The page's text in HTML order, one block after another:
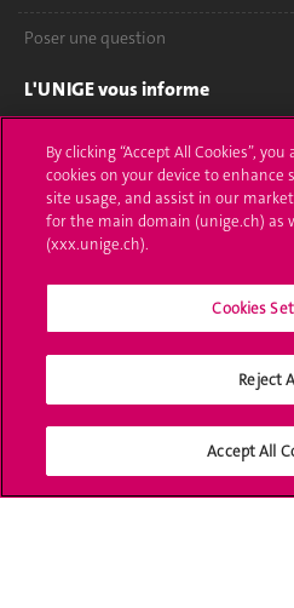
Poser une question
L'UNIGE vous informe
UNIGE Mobile
Médias
Offres d'emploi
Bibliothèque
Calendrier académique
Accréditation
By clicking “Accept All Cookies”,
cookies on your device to enhance
site usage, and assist in our
for the main domain (unige.ch) as
(xxx.unige.ch).
Cookies
Reject
Accept All